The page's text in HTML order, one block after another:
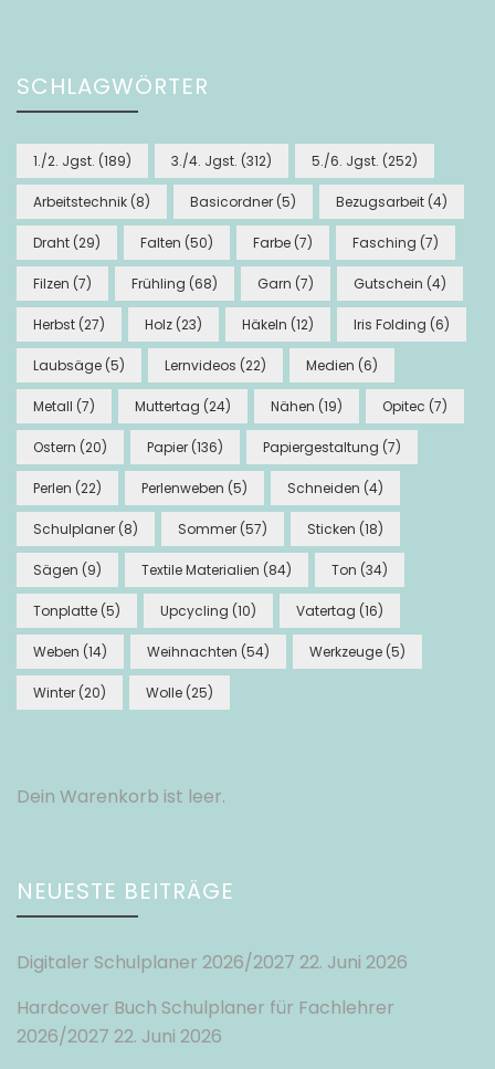
SCHLAGWÖRTER
1./2. Jgst. (189) 3./4. Jgst. (312) 5./6. Jgst. (252)
Arbeitstechnik (8) Basicordner (5) Bezugsarbeit (4)
Draht (29) Falten (50) Farbe (7) Fasching (7)
Filzen (7) Frühling (68) Garn (7) Gutschein (4)
Herbst (27) Holz (23) Häkeln (12) Iris Folding (6)
Laubsäge (5) Lernvideos (22) Medien (6)
Metall (7) Muttertag (24) Nähen (19) Opitec (7)
Ostern (20) Papier (136) Papiergestaltung (7)
Perlen (22) Perlenweben (5) Schneiden (4)
Schulplaner (8) Sommer (57) Sticken (18)
Sägen (9) Textile Materialien (84) Ton (34)
Tonplatte (5) Upcycling (10) Vatertag (16)
Weben (14) Weihnachten (54) Werkzeuge (5)
Winter (20) Wolle (25)
Dein Warenkorb ist leer.
NEUESTE BEITRÄGE
Digitaler Schulplaner 2026/2027 22. Juni 2026
Hardcover Buch Schulplaner für Fachlehrer
2026/2027 22. Juni 2026